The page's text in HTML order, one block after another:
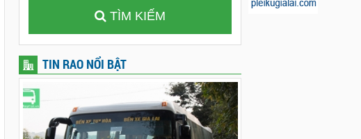
TÌM KIẾM
TIN RAO NỔI BẬT